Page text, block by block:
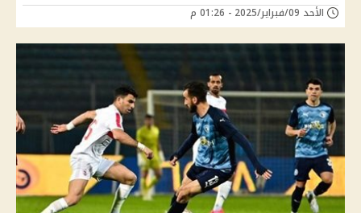
الأحد 09/فبراير/2025 - 01:26 م